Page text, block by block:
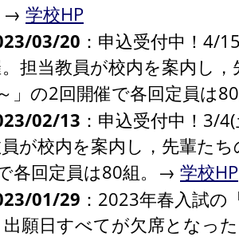
→ 学校HP
03/20 ：申込受付中！4/
担当教員が校内を案内し
」の2回開催で各回定員は
02/13 ：申込受付中！3/
が校内を案内し，先輩た
各回定員は80組。→ 学校HP
01/29 ：2023年春入試
願日すべてが欠席となっ